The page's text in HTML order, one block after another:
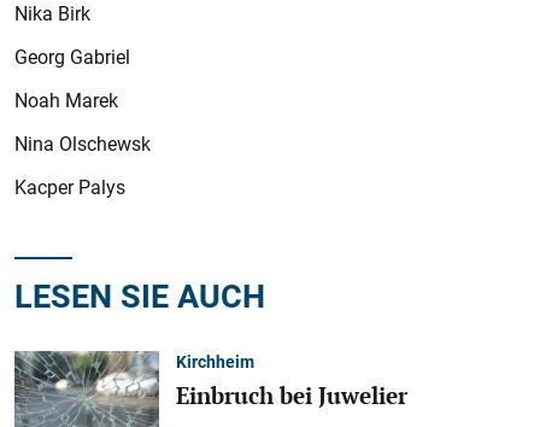
Nika Birk
Georg Gabriel
Noah Marek
Nina Olschewsk
Kacper Palys
LESEN SIE AUCH
Kirchheim
Einbruch bei Juwelier